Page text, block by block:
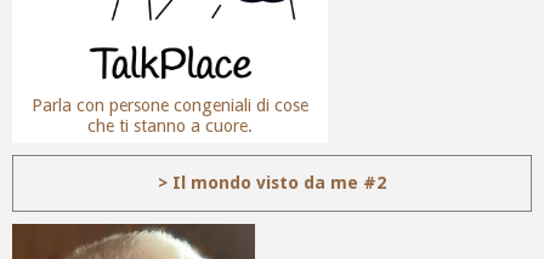
Parla con persone congeniali di cose
che ti stanno a cuore.
> Il mondo visto da me #2